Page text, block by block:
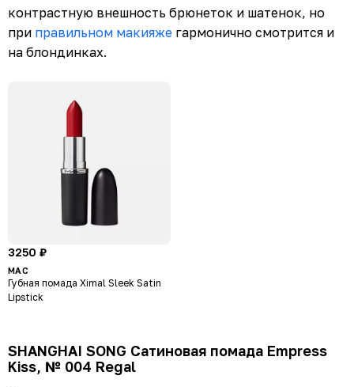
контрастную внешность брюнеток и шатенок, но
при правильном макияже гармонично смотрится и
на блондинках.
3250 ₽
MAC
Губная помада Ximal Sleek Satin
Lipstick
SHANGHAI SONG Сатиновая помада Empress
Kiss, № 004 Regal